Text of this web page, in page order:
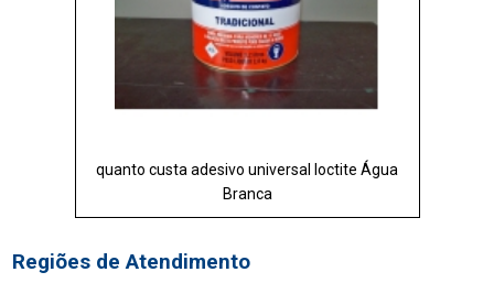
quanto custa adesivo universal loctite Água
Branca
Regiões de Atendimento